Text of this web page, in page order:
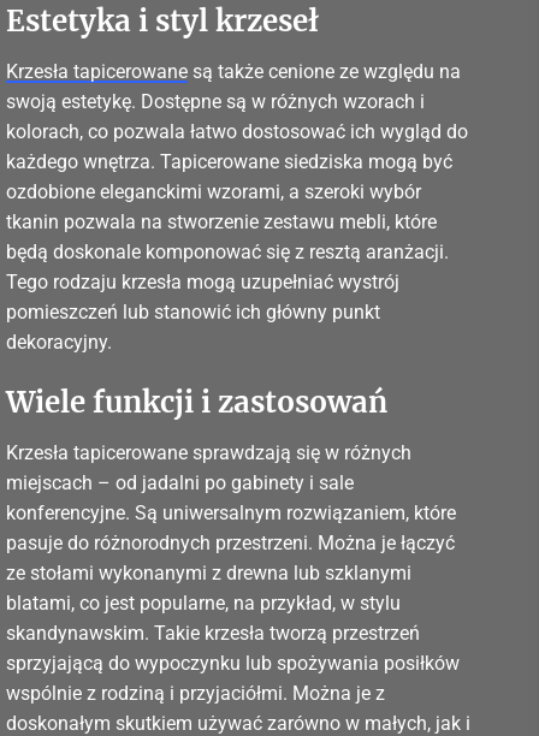
Estetyka i styl krzeseł
Krzesła tapicerowane są także cenione ze względu na
swoją estetykę. Dostępne są w różnych wzorach i
kolorach, co pozwala łatwo dostosować ich wygląd do
każdego wnętrza. Tapicerowane siedziska mogą być
ozdobione eleganckimi wzorami, a szeroki wybór
tkanin pozwala na stworzenie zestawu mebli, które
będą doskonale komponować się z resztą aranżacji.
Tego rodzaju krzesła mogą uzupełniać wystrój
pomieszczeń lub stanowić ich główny punkt
dekoracyjny.
Wiele funkcji i zastosowań
Krzesła tapicerowane sprawdzają się w różnych
miejscach – od jadalni po gabinety i sale
konferencyjne. Są uniwersalnym rozwiązaniem, które
pasuje do różnorodnych przestrzeni. Można je łączyć
ze stołami wykonanymi z drewna lub szklanymi
blatami, co jest popularne, na przykład, w stylu
skandynawskim. Takie krzesła tworzą przestrzeń
sprzyjającą do wypoczynku lub spożywania posiłków
wspólnie z rodziną i przyjaciółmi. Można je z
doskonałym skutkiem używać zarówno w małych, jak i